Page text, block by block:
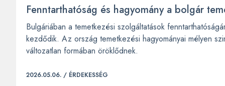
Fenntarthatóság és hagyomány a bolgár
Bulgáriában a temetkezési szolgáltatások
kezdődik. Az ország temetkezési hagyományai mélyen
változatlan formában öröklődnek.
2026.05.06. / ÉRDEKESSÉG